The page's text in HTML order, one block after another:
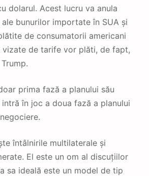
dolarul. Acest lucru va anula
bunurilor importate în SUA și
de consumatorii americani
vizate de tarife vor plăti, de fapt,
prima fază a planului său
în joc a doua fază a planului
întâlnirile multilaterale și
El este un om al discuțiilor
sa ideală este un model de tip